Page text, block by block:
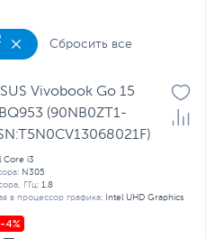
Сбросить все
Vivobook Go 15
(90NB0ZT1-
Core i3
N305
ГГц: 1.8
в процессор графика: Intel UHD Graphics